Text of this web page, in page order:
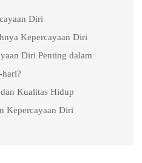
Diri
Kepercayaan Diri
Diri Penting dalam
Kualitas Hidup
Kepercayaan Diri